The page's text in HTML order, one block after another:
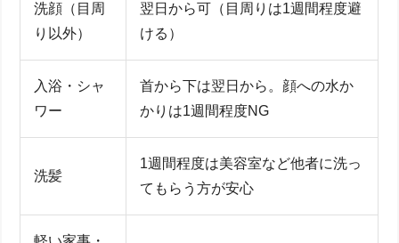
洗顔（目周
り以外）
翌日から可（目周りは1週間程度避
ける）
入浴・シャ
ワー
首から下は翌日から。顔への水か
かりは1週間程度NG
洗髪
1週間程度は美容室など他者に洗っ
てもらう方が安心